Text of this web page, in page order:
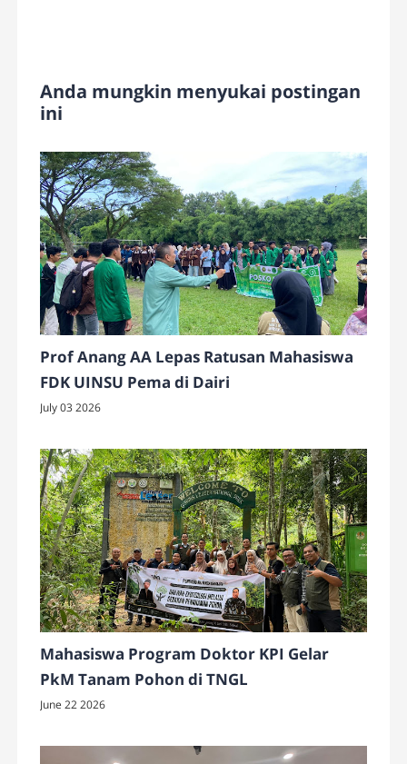
Anda mungkin menyukai postingan
ini
Prof Anang AA Lepas Ratusan Mahasiswa
FDK UINSU Pema di Dairi
July 03 2026
Mahasiswa Program Doktor KPI Gelar
PkM Tanam Pohon di TNGL
June 22 2026